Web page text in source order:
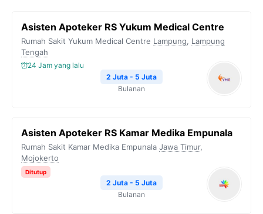
o
o
k
e
r
m
A
i
Asisten Apoteker RS Yukum Medical Centre
Rumah Sakit Yukum Medical Centre Lampung, Lampung
Tengah
24 Jam yang lalu
2 Juta - 5 Juta
Bulanan
Asisten Apoteker RS Kamar Medika Empunala
Rumah Sakit Kamar Medika Empunala Jawa Timur,
Mojokerto
Ditutup
2 Juta - 5 Juta
Bulanan